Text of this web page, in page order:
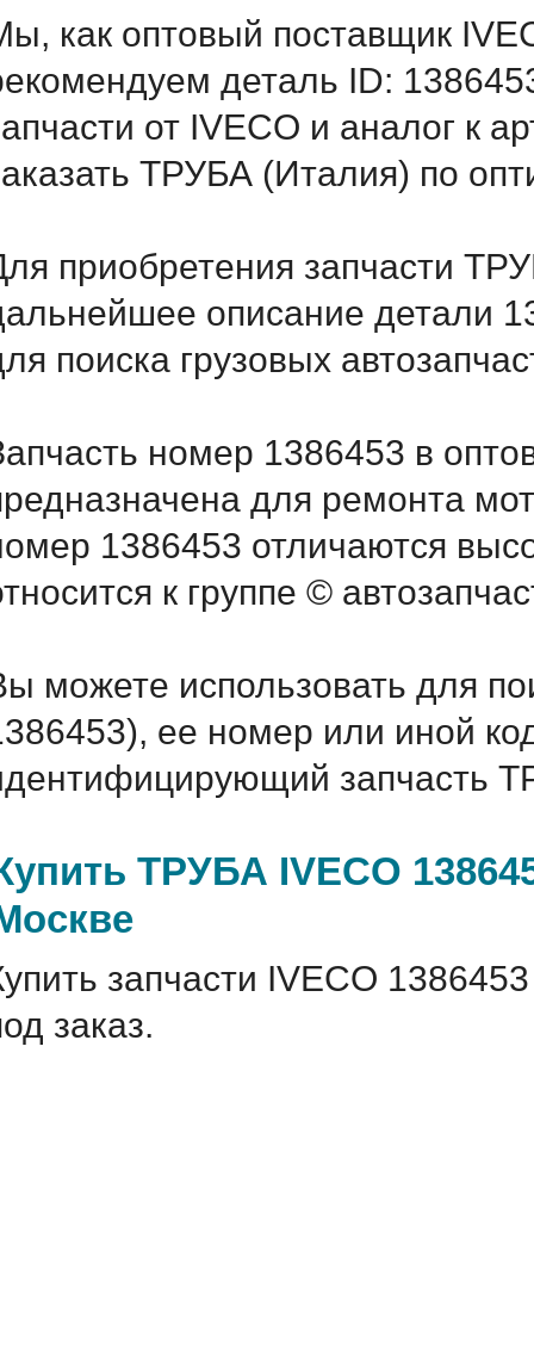
как оптовый поставщик
деталь ID:
от IVECO и аналог к
ТРУБА (Италия) по
приобретения запчасти
описание детали
поиска грузовых
номер 1386453 в
для ремонта
1386453 отличаются
к группе ©
можете использовать для
ее номер или иной
запчасть
ТРУБА IVECO
запчасти IVECO
заказ.